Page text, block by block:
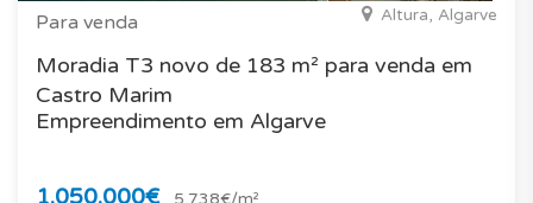
Para venda Altura, Algarve
Moradia T3 novo de 183 m² para venda em
Castro Marim
Empreendimento em Algarve
1.050.000€